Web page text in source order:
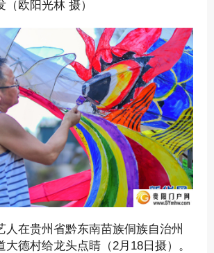
欧阳光林 摄）
在贵州省黔东南苗族侗族自治州
大德村给龙头点睛（2月18日摄）。